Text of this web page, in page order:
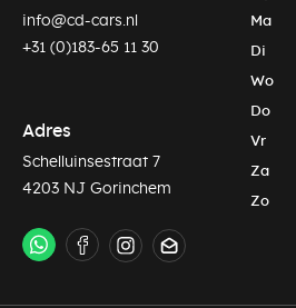
info@cd-cars.nl
+31 (0)183-65 11 30
Adres
Schelluinsestraat 7
4203 NJ Gorinchem
Ma
Di
Wo
Do
Vr
Za
Zo